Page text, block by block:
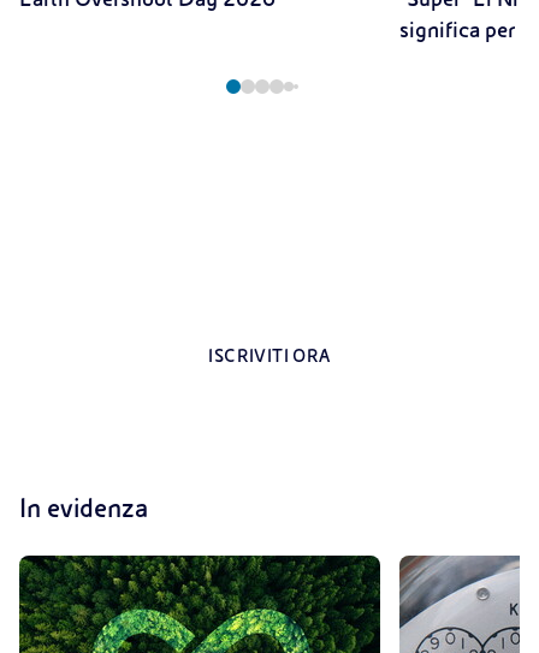
significa per il
ISCRIVITI ORA
In evidenza